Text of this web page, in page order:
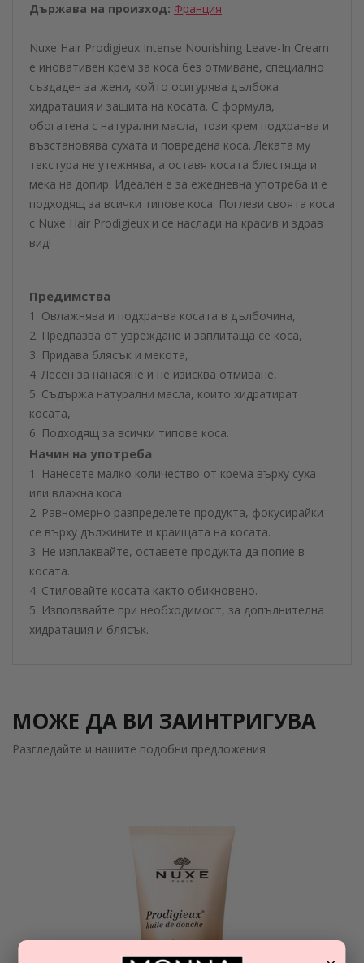
Държава на произход: Франция
Nuxe Hair Prodigieux Intense Nourishing Leave-In Cream
е иновативен крем за коса без отмиване, специално
създаден за жени, който осигурява дълбока
хидратация и защита на косата. С формула,
обогатена с натурални масла, този крем подхранва и
възстановява сухата и повредена коса. Леката му
текстура не утежнява, а оставя косата блестяща и
мека на допир. Идеален е за ежедневна употреба и е
подходящ за всички типове коса. Поглези своята коса
с Nuxe Hair Prodigieux и се наслади на красив и здрав
вид!
Предимства
1. Овлажнява и подхранва косата в дълбочина,
2. Предпазва от увреждане и заплитаща се коса,
3. Придава блясък и мекота,
4. Лесен за нанасяне и не изисква отмиване,
5. Съдържа натурални масла, които хидратират
косата,
6. Подходящ за всички типове коса.
Начин на употреба
1. Нанесете малко количество от крема върху суха
или влажна коса.
2. Равномерно разпределете продукта, фокусирайки
се върху дължините и краищата на косата.
3. Не изплаквайте, оставете продукта да попие в
косата.
4. Стиловайте косата както обикновено.
5. Използвайте при необходимост, за допълнителна
хидратация и блясък.
МОЖЕ ДА ВИ ЗАИНТРИГУВА
Разгледайте и нашите подобни предложения